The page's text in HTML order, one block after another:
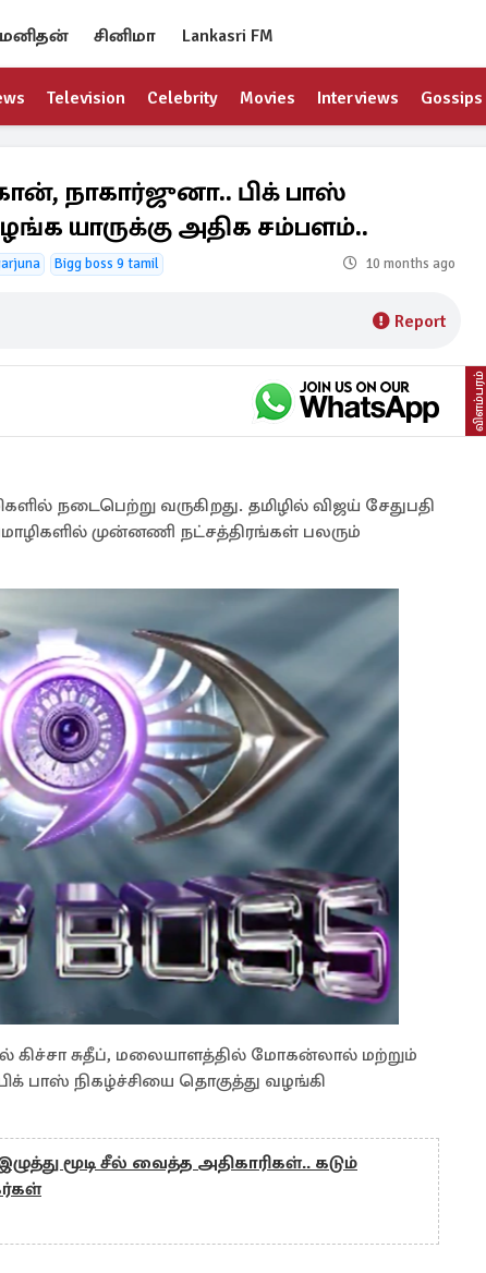
மனிதன் சினிமா Lankasri FM
Television Celebrity Movies Interviews Gossips
நாகார்ஜுனா.. பிக் பாஸ்
யாருக்கு அதிக சம்பளம்..
Bigg boss 9 tamil 10 months ago
Report
விளம்பரம்
நடைபெற்று வருகிறது. தமிழில் விஜய் சேதுபதி
முன்னணி நட்சத்திரங்கள் பலரும்
கிச்சா சுதீப், மலையாளத்தில் மோகன்லால் மற்றும்
பாஸ் நிகழ்ச்சியை தொகுத்து வழங்கி
மூடி சீல் வைத்த அதிகாரிகள்.. கடும்